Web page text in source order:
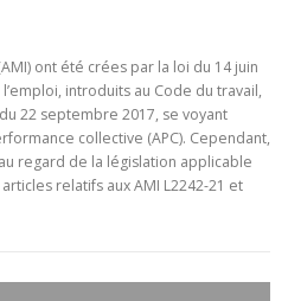
ont été crées par la loi du 14 juin
introduits au Code du travail,
22 septembre 2017, se voyant
collective (APC). Cependant,
regard de la législation applicable
relatifs aux AMI L2242-21 et